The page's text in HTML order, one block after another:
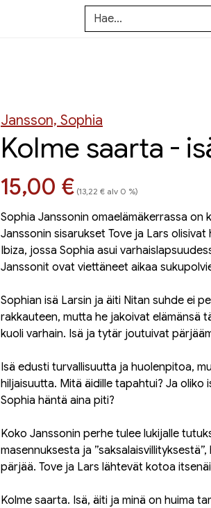
Jansson, Sophia
Kolme saarta -
Hinta nyt
15,00 € (13,22 € alv 0 %)
Sophia Janssonin omaelämäkerrassa on
Janssonin sisarukset Tove ja Lars
Ibiza, jossa Sophia asui
Janssonit ovat viettäneet aikaa
Sophian isä Larsin ja äiti Nitan suhde ei
rakkauteen, mutta he jakoivat elämänsä
kuoli varhain. Isä ja tytär joutuivat
Isä edusti turvallisuutta ja huolenpitoa,
hiljaisuutta. Mitä äidille tapahtui? Ja oliko
Sophia häntä aina piti?
Koko Janssonin perhe tulee lukijalle
masennuksesta ja
pärjää. Tove ja Lars lähtevät kotoa
Kolme saarta. Isä, äiti ja minä on huima